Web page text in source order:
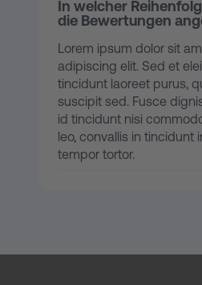
In welcher
die Bewertungen
Lorem ipsum dolor sit
adipiscing elit. Sed et
tincidunt laoreet purus,
suscipit sed. Fusce
id tincidunt nisi
leo, convallis in tincidunt
tempor tortor.